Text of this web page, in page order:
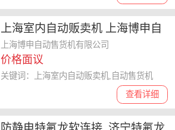
上海室内自动贩卖机 上海博申自
动售货机供应
上海博申自动售货机有限公司
价格面议
查看详细
关键词：上海室内自动贩卖机,自动售货机